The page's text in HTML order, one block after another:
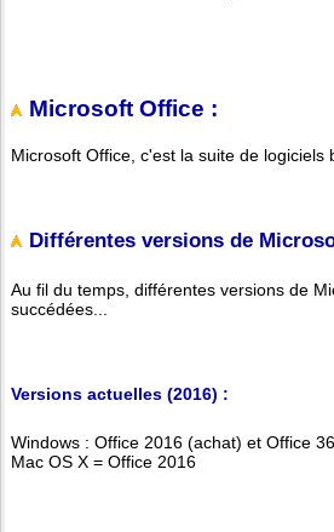
Microsoft Office :
Microsoft Office, c'est la suite de logiciels
Différentes versions de
Au fil du temps, différentes versions de
succédées...
Versions actuelles (2016) :
Windows : Office 2016 (achat) et Office
Mac OS X = Office 2016